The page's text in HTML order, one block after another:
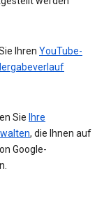
Ihren YouTube-
Sie Ihre
, die Ihnen auf
Google-